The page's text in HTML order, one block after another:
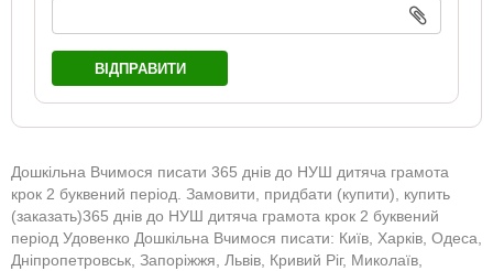
ВІДПРАВИТИ
Дошкільна Вчимося писати 365 днів до НУШ дитяча грамота
крок 2 буквений період. Замовити, придбати (купити), купить
(заказать)365 днів до НУШ дитяча грамота крок 2 буквений
період Удовенко Дошкільна Вчимося писати: Київ, Харків, Одеса,
Дніпропетровськ, Запоріжжя, Львів, Кривий Ріг, Миколаїв,